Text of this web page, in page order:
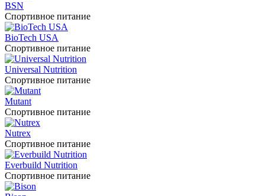
BSN
Спортивное питание
BioTech USA
Спортивное питание
Universal Nutrition
Спортивное питание
Mutant
Спортивное питание
Nutrex
Спортивное питание
Everbuild Nutrition
Спортивное питание